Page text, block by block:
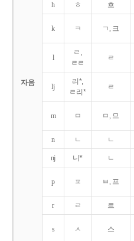
자음
h ㅎ 흐
k ㅋ ㄱ, 크
l
ㄹ,
ㄹㄹ
ㄹ
lj
리*,
ㄹ리*
ㄹ
m ㅁ ㅁ, 므
n ㄴ ㄴ
nj 니* ㄴ
p ㅍ ㅂ, 프
r ㄹ 르
s ㅅ 스